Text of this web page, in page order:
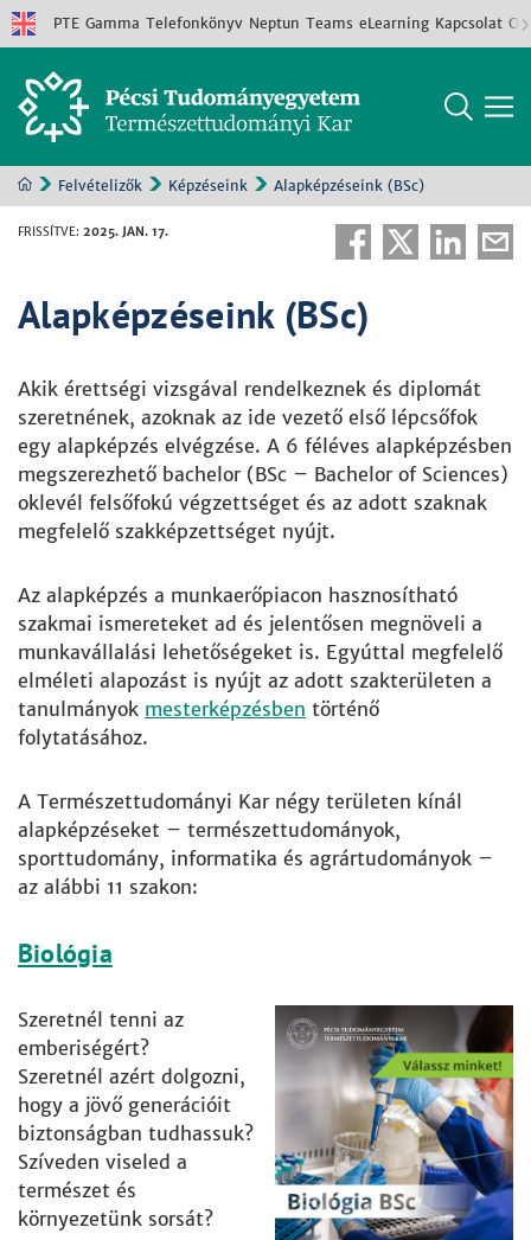
PTE Gamma Telefonkönyv Neptun Teams eLearning Kapcsolat
Felvételizők Képzéseink Alapképzéseink (BSc)
FRISSÍTVE: 2025. JAN. 17.
Alapképzéseink (BSc)
Akik érettségi vizsgával rendelkeznek és diplomát
szeretnének, azoknak az ide vezető első lépcsőfok
egy alapképzés elvégzése. A 6 féléves alapképzésben
megszerezhető bachelor (BSc – Bachelor of Sciences)
oklevél felsőfokú végzettséget és az adott szaknak
megfelelő szakképzettséget nyújt.
Az alapképzés a munkaerőpiacon hasznosítható
szakmai ismereteket ad és jelentősen megnöveli a
munkavállalási lehetőségeket is. Egyúttal megfelelő
elméleti alapozást is nyújt az adott szakterületen a
tanulmányok mesterképzésben történő
folytatásához.
A Természettudományi Kar négy területen kínál
alapképzéseket – természettudományok,
sporttudomány, informatika és agrártudományok –
az alábbi 11 szakon:
Biológia
Szeretnél tenni az
emberiségért?
Szeretnél azért dolgozni,
hogy a jövő generációit
biztonságban tudhassuk?
Szíveden viseled a
természet és
környezetünk sorsát?